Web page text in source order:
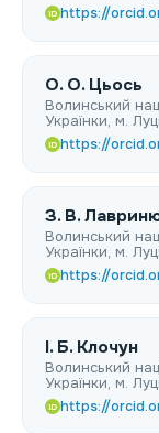
iD https://
О. О. Цьось
Волинський
Українки, м.
iD https://
З. В.
Волинський
Українки, м.
iD https://
І. Б. Клочун
Волинський
Українки, м.
iD https://